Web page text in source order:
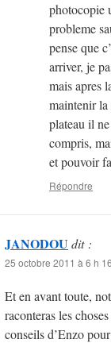
photocopie
probleme
pense que
arriver, je
mais apres
maintenir la
plateau il
compris,
et pouvoir
Répondre
JANODOUdit :
25 octobre 2011 à 6 h
Et en avant toute,
raconteras les
conseils d’Enzo